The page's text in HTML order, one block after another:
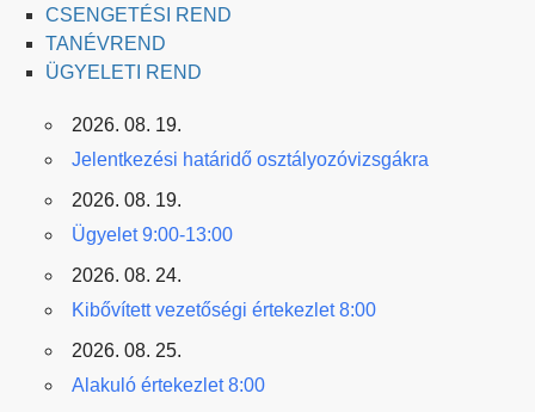
CSENGETÉSI REND
TANÉVREND
ÜGYELETI REND
2026. 08. 19.
Jelentkezési határidő osztályozóvizsgákra
2026. 08. 19.
Ügyelet 9:00-13:00
2026. 08. 24.
Kibővített vezetőségi értekezlet 8:00
2026. 08. 25.
Alakuló értekezlet 8:00